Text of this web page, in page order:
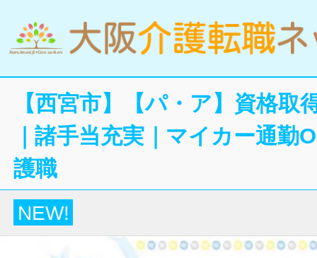
【西宮市】【パ・ア】資格取
｜諸手当充実｜マイカー通勤
護職
NEW!